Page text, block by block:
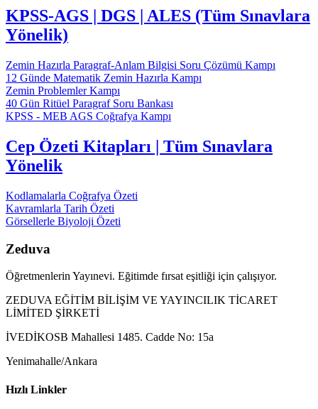
KPSS-AGS | DGS | ALES (Tüm Sınavlara
Yönelik)
Zemin Hazırla Paragraf-Anlam Bilgisi Soru Çözümü Kampı
12 Günde Matematik Zemin Hazırla Kampı
Zemin Problemler Kampı
40 Gün Ritüel Paragraf Soru Bankası
KPSS - MEB AGS Coğrafya Kampı
Cep Özeti Kitapları | Tüm Sınavlara
Yönelik
Kodlamalarla Coğrafya Özeti
Kavramlarla Tarih Özeti
Görsellerle Biyoloji Özeti
Zeduva
Öğretmenlerin Yayınevi. Eğitimde fırsat eşitliği için çalışıyor.
ZEDUVA EĞİTİM BİLİŞİM VE YAYINCILIK TİCARET
LİMİTED ŞİRKETİ
İVEDİKOSB Mahallesi 1485. Cadde No: 15a
Yenimahalle/Ankara
Hızlı Linkler